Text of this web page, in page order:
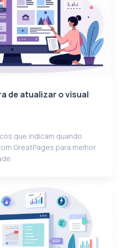
de atualizar o visual
que indicam quando
GreatPages para melhor